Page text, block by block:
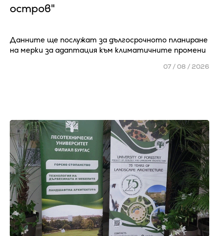
остров"
Данните ще послужат за дългосрочното планиране
на мерки за адаптация към климатичните промени
07 / 08 / 2026